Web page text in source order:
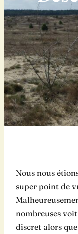
Nous nous
super point de
nombreuses
discret alors